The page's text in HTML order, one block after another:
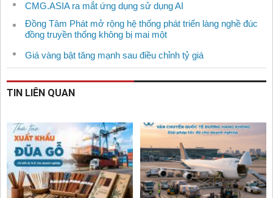
CMG.ASIA ra mắt ứng dụng sử dụng AI
Đồng Tâm Phát mở rộng hệ thống phát triển làng nghề đúc
đồng truyền thống không bị mai một
Giá vàng bật tăng mạnh sau điều chỉnh tỷ giá
TIN LIÊN QUAN